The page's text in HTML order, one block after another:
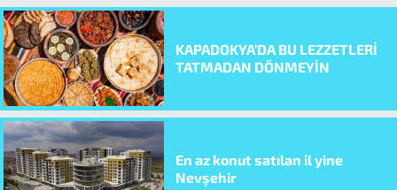
KAPADOKYA’DA BU LEZZETLERİ
TATMADAN DÖNMEYİN
En az konut satılan il yine
Nevşehir